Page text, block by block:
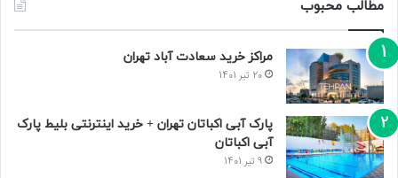
مطالب محبوب
مراکز خرید سعادت‌ آباد تهران
20 تیر 1401
پارک آبی اکباتان تهران + خرید اینترنتی بلیط پارک
آبی اکباتان
9 تیر 1401